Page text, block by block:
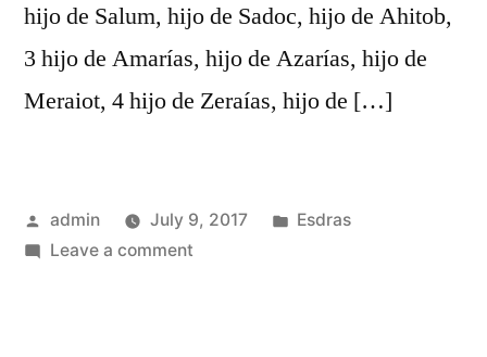
hijo de Salum, hijo de Sadoc, hijo de Ahitob,
3 hijo de Amarías, hijo de Azarías, hijo de
Meraiot, 4 hijo de Zeraías, hijo de […]
Posted
by
admin July 9, 2017
Posted
Esdras
Leave a commenton